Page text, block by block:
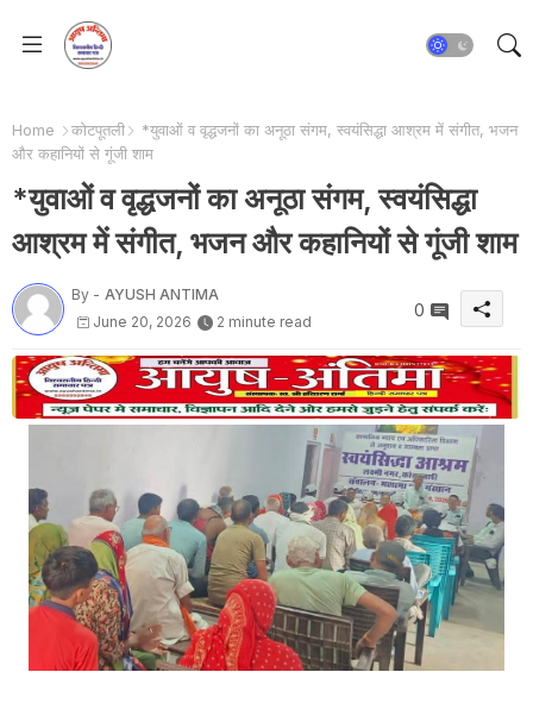
Home कोटपूतली
*युवाओं व वृद्धजनों का अनूठा संगम, स्वयंसिद्धा आश्रम में संगीत, भजन
और कहानियों से गूंजी शाम
*युवाओं व वृद्धजनों का अनूठा संगम, स्वयंसिद्धा
आश्रम में संगीत, भजन और कहानियों से गूंजी शाम
By - AYUSH ANTIMA
June 20, 2026
2 minute read
0